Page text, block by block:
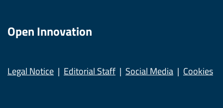
Open Innovation
Legal Notice Editorial Staff Social Media Cookies